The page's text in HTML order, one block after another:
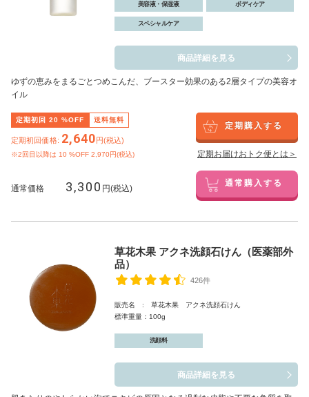
美容液・保湿液 ボディケア
スペシャルケア
商品詳細を見る
ゆずの恵みをまるごとつめこんだ、ブースター効果のある2層タイプの美容オ
イル
定期初回 20 %OFF 送料無料
定期初回価格: 2,640円(税込)
※2回目以降は 10 %OFF 2,970円(税込)
定期購入する
定期お届けおトク便とは＞
通常価格 3,300 円(税込) 通常購入する
草花木果 アクネ洗顔石けん（医薬部外
品）
426件
販売名 : 草花木果 アクネ洗顔石けん
標準重量：100g
洗顔料
商品詳細を見る